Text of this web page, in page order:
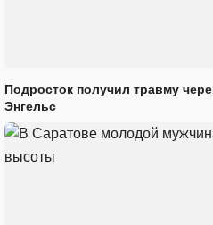
Подросток получил травму
Энгельс